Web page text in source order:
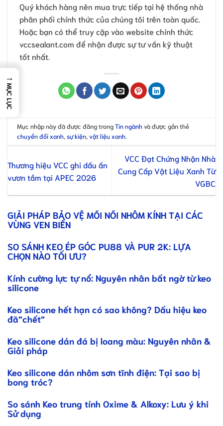
Quý khách hàng nên mua trực tiếp tại hệ thống nhà
phân phối chính thức của chúng tôi trên toàn quốc.
Hoặc bạn có thể truy cập vào website chính thức
vccsealant.com để nhận được sự tư vấn kỹ thuật
tốt nhất.
Mục nhập này đã được đăng trongTin ngànhvà được gắn thẻ
chuyển đổi xanh ,sự kiện ,vật liệu xanh
Thương hiệu VCC ghi dấu ấn
vươn tầm tại APEC 2026
VCC Đạt Chứng Nhận Nhà
Cung Cấp Vật Liệu Xanh Từ
VGBC
GIẢI PHÁP BẢO VỆ MỐI NỐI NHÔM KÍNH TẠI CÁC
VÙNG VEN BIỂN
SO SÁNH KEO ÉP GÓC PU88 VÀ PUR 2K: LỰA
CHỌN NÀO TỐI ƯU?
Kính cường lực tự nổ: Nguyên nhân bất ngờ từ keo
silicone
Keo silicone hết hạn có sao không? Dấu hiệu keo
đã”chết”
Keo silicone dán đá bị loang màu: Nguyên nhân &
Giải pháp
Keo silicone dán nhôm sơn tĩnh điện: Tại sao bị
bong tróc?
So sánh Keo trung tính Oxime & Alkoxy: Lưu ý khi
Sử dụng
→
MỤC LỤC